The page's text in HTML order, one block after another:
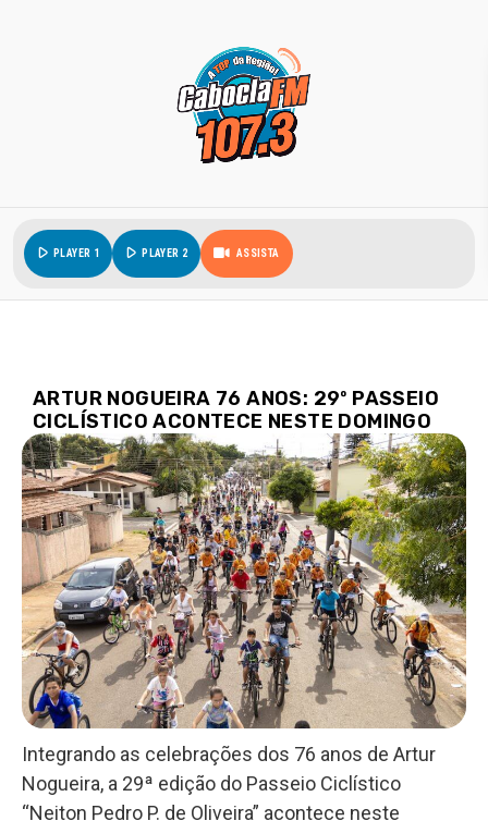
play_arrowPLAYER 1 play_arrowPLAYER 2 ASSISTA
ARTUR NOGUEIRA 76 ANOS: 29º PASSEIO
CICLÍSTICO ACONTECE NESTE DOMINGO
Integrando as celebrações dos 76 anos de Artur
Nogueira, a 29ª edição do Passeio Ciclístico
“Neiton Pedro P. de Oliveira” acontece neste